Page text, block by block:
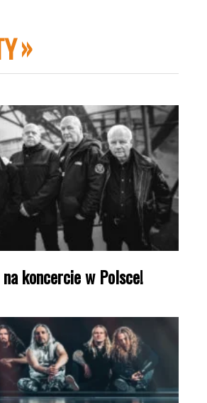
koncercie w Polsce!